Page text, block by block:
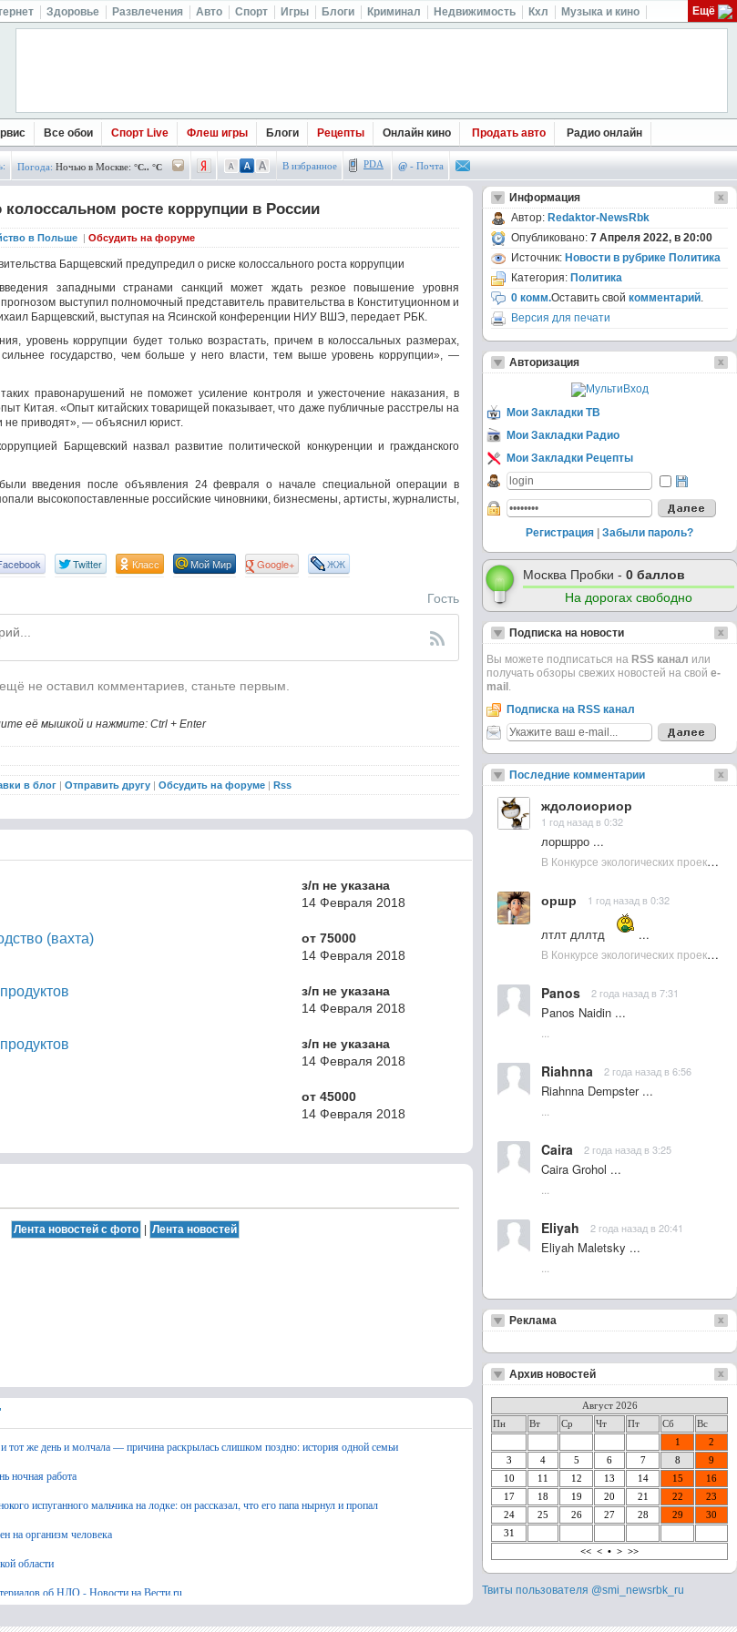
Здоровье Развлечения Авто Спорт Игры Блоги Криминал Недвижимость Кхл Музыка и кино Ещё
Все обои Спорт Live Флеш игры Блоги Рецепты Онлайн кино Продать авто Радио онлайн
Погода: Ночью в Москве: °C.. °C В избранное PDA @ - Почта
росте коррупции в России
в Польше | Обсудить на форуме
Барщевский предупредил о риске колоссального роста коррупции
западными странами санкций может ждать резкое повышение уровня
выступил полномочный представитель правительства в Конституционном и
Барщевский, выступая на Ясинской конференции НИУ ВШЭ, передает РБК.
уровень коррупции будет только возрастать, причем в колоссальных размерах,
государство, чем больше у него власти, тем выше уровень коррупции», —
правонарушений не поможет усиление контроля и ужесточение наказания, в
Китая. «Опыт китайских товарищей показывает, что даже публичные расстрелы на
не приводят», — объяснил юрист.
Барщевский назвал развитие политической конкуренции и гражданского
введения после объявления 24 февраля о начале специальной операции в
высокопоставленные российские чиновники, бизнесмены, артисты, журналисты,
Twitter Класс Мой Мир Google+ ЖЖ
Гость
не оставил комментариев, станьте первым.
её мышкой и нажмите: Ctrl + Enter
в блог | Отправить другу | Обсудить на форуме | Rss
з/п не указана
14 Февраля 2018
(вахта)
от 75000
14 Февраля 2018
з/п не указана
14 Февраля 2018
з/п не указана
14 Февраля 2018
от 45000
14 Февраля 2018
тот же день и молчала — причина раскрылась слишком поздно: история одной семьи
ночная работа
испуганного мальчика на лодке: он рассказал, что его папа нырнул и пропал
на организм человека
области
об НЛО - Новости на Вести.ru
Информация
Автор: Redaktor-NewsRbk
Опубликовано: 7 Апреля 2022, в 20:00
Источник: Новости в рубрике Политика
Категория: Политика
0 комм.Оставить свой комментарий.
Версия для печати
Авторизация
Мои Закладки ТВ
Мои Закладки Радио
Мои Закладки Рецепты
Регистрация Забыли пароль?
Москва Пробки - 0 баллов
На дорогах свободно
Подписка на новости
Вы можете подписаться на RSS канал или
получать обзоры свежих новостей на свой e-
mail .
Подписка на RSS канал
Последние комментарии
ждолоиориор
1 год назад в 0:32
лоршрро ...
В Конкурсе экологических проектов в Подмосковье активно участвовала молодежь :: NewsRbk.ru...
оршр 1 год назад в 0:32
лтлт дллтд
...
В Конкурсе экологических проектов в Подмосковье активно участвовала молодежь :: NewsRbk.ru...
Panos 2 года назад в 7:31
Panos Naidin ...
Riahnna 2 года назад в 6:56
Riahnna Dempster ...
Caira 2 года назад в 3:25
Caira Grohol ...
Eliyah 2 года назад в 20:41
Eliyah Maletsky ...
Реклама
Архив новостей
Август 2026
Пн
Вт Ср Чт Пт Сб
Вс
1
2
3
4 5 6 7 8
9
10
11 12 13 14 15
16
17
18 19 20 21 22
23
24
25 26 27 28 29
30
31
<< < • > >>
Твиты пользователя @smi_newsrbk_ru